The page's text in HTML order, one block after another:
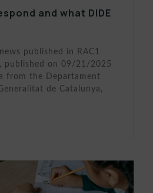
and what DIDE
published in RAC1
published on 09/21/2025
from the Departament
de Catalunya,